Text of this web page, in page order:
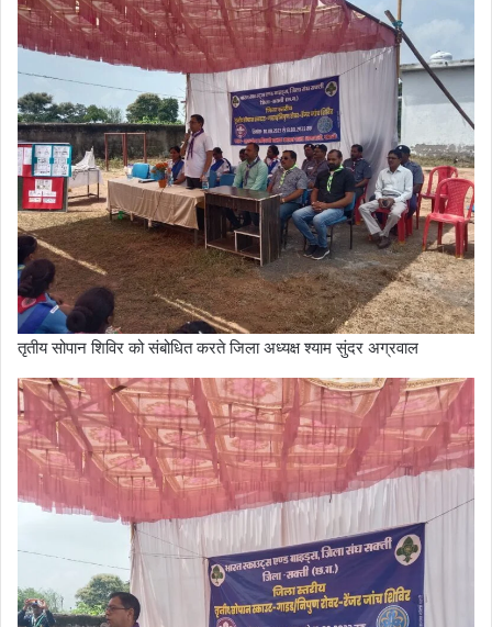
तृतीय सोपान शिविर को संबोधित करते जिला अध्यक्ष श्याम सुंदर अग्रवाल